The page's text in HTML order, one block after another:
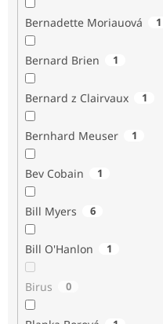
Bernadette Moriauová 1
Bernard Brien 1
Bernard z Clairvaux 1
Bernhard Meuser 1
Bev Cobain 1
Bill Myers 6
Bill O'Hanlon 1
Birus 0